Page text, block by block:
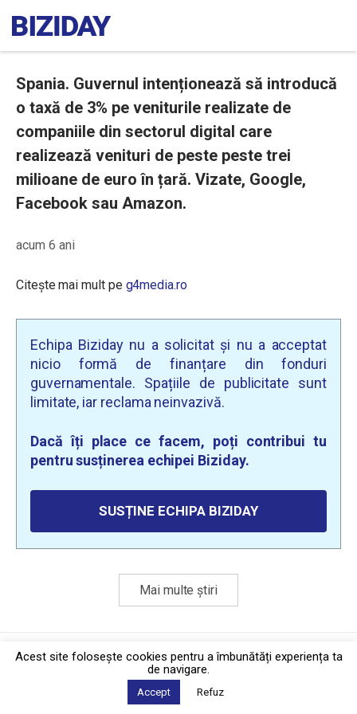
Spania. Guvernul intenționează să introducă
o taxă de 3% pe veniturile realizate de
companiile din sectorul digital care
realizează venituri de peste peste trei
milioane de euro în țară. Vizate, Google,
Facebook sau Amazon.
acum 6 ani
Citește mai mult pe g4media.ro
Echipa Biziday nu a solicitat și nu a acceptat
nicio formă de finanțare din fonduri
guvernamentale. Spațiile de publicitate sunt
limitate, iar reclama neinvazivă.
Dacă îți place ce facem, poți contribui tu
pentru susținerea echipei Biziday.
SUSȚINE ECHIPA BIZIDAY
Mai multe știri
Politica de confidențialitate·Contact
2026 © Biziday
Acest site foloseşte cookies pentru a îmbunătăți experiența ta
de navigare.
Accept Refuz